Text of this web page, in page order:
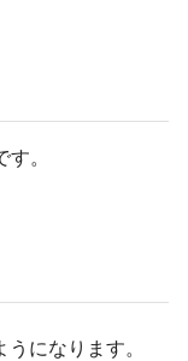
。
になります。